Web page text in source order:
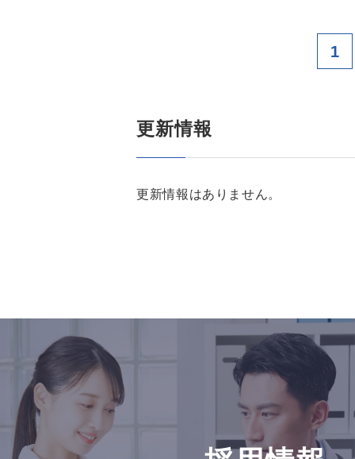
1
更新情報
更新情報はありません。